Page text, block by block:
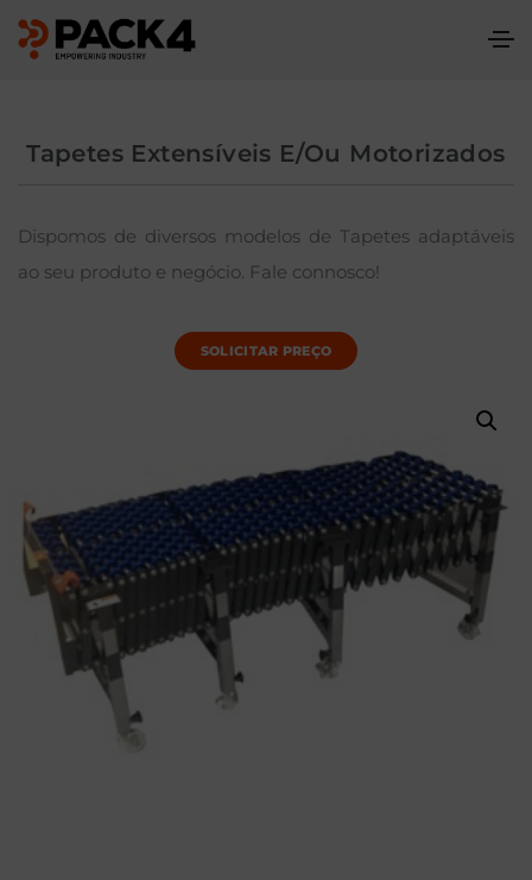
Tapetes Extensíveis E/ou Motorizados
Dispomos de diversos modelos de Tapetes adaptáveis
ao seu produto e negócio. Fale connosco!
SOLICITAR PREÇO